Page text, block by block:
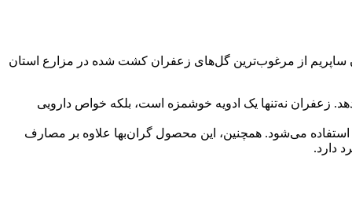
ساپریم از مرغوب‌ترین گل‌های زعفران کشت شده در مزارع استان
زعفران نه‌تنها یک ادویه خوشمزه است، بلکه خواص دارویی
می‌شود. همچنین، این محصول گران‌بها علاوه بر مصارف
دارد.